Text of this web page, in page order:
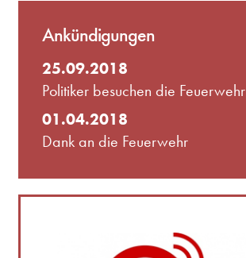
Ankündigungen
25.09.2018
Politiker besuchen die Feuerwehr
01.04.2018
Dank an die Feuerwehr